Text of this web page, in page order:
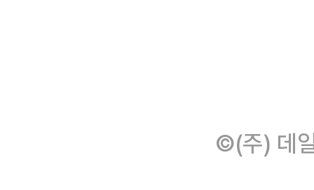
©(주) 데